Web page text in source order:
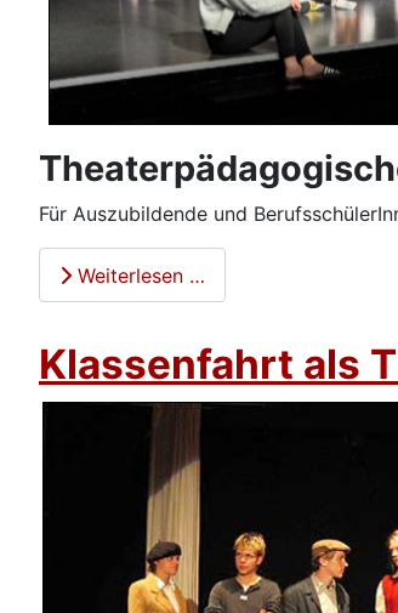
Für Auszubildende und
Weiterlesen …
Klassenfahrt als